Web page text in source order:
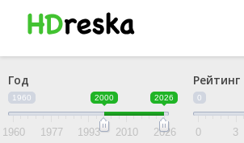
Год
1960 2000 2026
1960 1977 1993 2010 2026
Рейтинг
0
0 3